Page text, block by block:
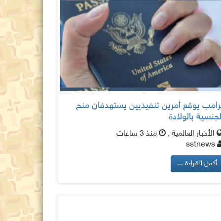
يوقع أمرين تنفيذيين يستهدفان منح
بالولادة
الأخبار العالمية ,
منذ 3 ساعات
أكمل القراءة ...